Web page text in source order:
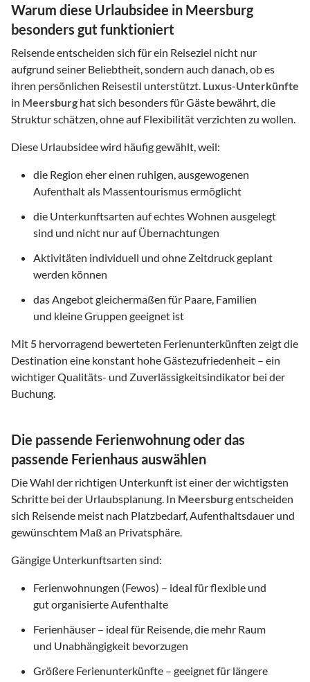
Warum diese Urlaubsidee in Meersburg
besonders gut funktioniert
Reisende entscheiden sich für ein Reiseziel nicht nur
aufgrund seiner Beliebtheit, sondern auch danach, ob es
ihren persönlichen Reisestil unterstützt. Luxus-Unterkünfte
in Meersburg hat sich besonders für Gäste bewährt, die
Struktur schätzen, ohne auf Flexibilität verzichten zu wollen.
Diese Urlaubsidee wird häufig gewählt, weil:
die Region eher einen ruhigen, ausgewogenen
Aufenthalt als Massentourismus ermöglicht
die Unterkunftsarten auf echtes Wohnen ausgelegt
sind und nicht nur auf Übernachtungen
Aktivitäten individuell und ohne Zeitdruck geplant
werden können
das Angebot gleichermaßen für Paare, Familien
und kleine Gruppen geeignet ist
Mit5 hervorragend bewerteten Ferienunterkünften zeigt die
Destination eine konstant hohe Gästezufriedenheit – ein
wichtiger Qualitäts- und Zuverlässigkeitsindikator bei der
Buchung.
Die passende Ferienwohnung oder das
passende Ferienhaus auswählen
Die Wahl der richtigen Unterkunft ist einer der wichtigsten
Schritte bei der Urlaubsplanung. In Meersburgentscheiden
sich Reisende meist nach Platzbedarf, Aufenthaltsdauer und
gewünschtem Maß an Privatsphäre.
Gängige Unterkunftsarten sind:
Ferienwohnungen (Fewos) – ideal für flexible und
gut organisierte Aufenthalte
Ferienhäuser – ideal für Reisende, die mehr Raum
und Unabhängigkeit bevorzugen
Größere Ferienunterkünfte – geeignet für längere